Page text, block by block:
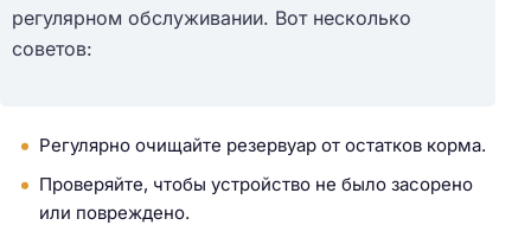
регулярном обслуживании. Вот несколько
советов:
Регулярно очищайте резервуар от остатков корма.
Проверяйте, чтобы устройство не было засорено
или повреждено.